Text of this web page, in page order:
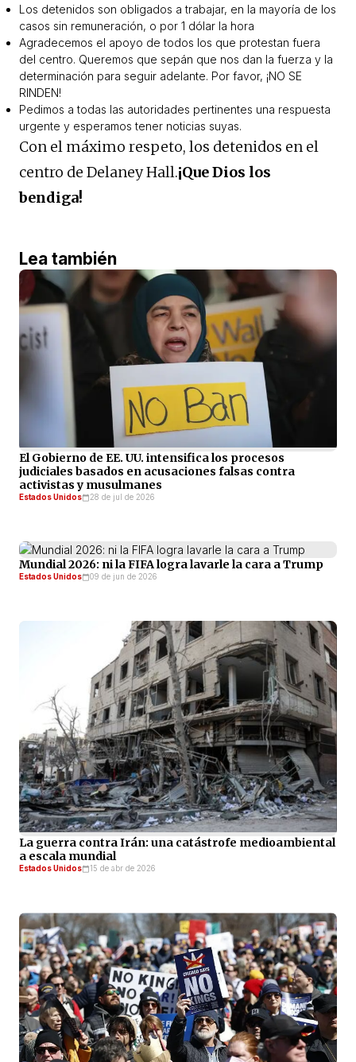
Los detenidos son obligados a trabajar, en la mayoría de los
casos sin remuneración, o por 1 dólar la hora
Agradecemos el apoyo de todos los que protestan fuera
del centro. Queremos que sepán que nos dan la fuerza y la
determinación para seguir adelante. Por favor, ¡NO SE
RINDEN!
Pedimos a todas las autoridades pertinentes una respuesta
urgente y esperamos tener noticias suyas.
Con el máximo respeto, los detenidos en el
centro de Delaney Hall.¡Que Dios los
bendiga!
Lea también
El Gobierno de EE. UU. intensifica los procesos
judiciales basados en acusaciones falsas contra
activistas y musulmanes
Estados Unidos 28 de jul de 2026
Mundial 2026: ni la FIFA logra lavarle la cara a Trump
Estados Unidos 09 de jun de 2026
La guerra contra Irán: una catástrofe medioambiental
a escala mundial
Estados Unidos 15 de abr de 2026